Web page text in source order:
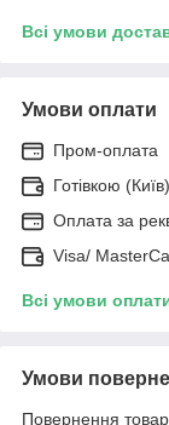
Всі умови
Умови оплати
Пром-оплата
Готівкою (Київ)
Оплата за
Visa/
Всі умови
Умови
Повернення